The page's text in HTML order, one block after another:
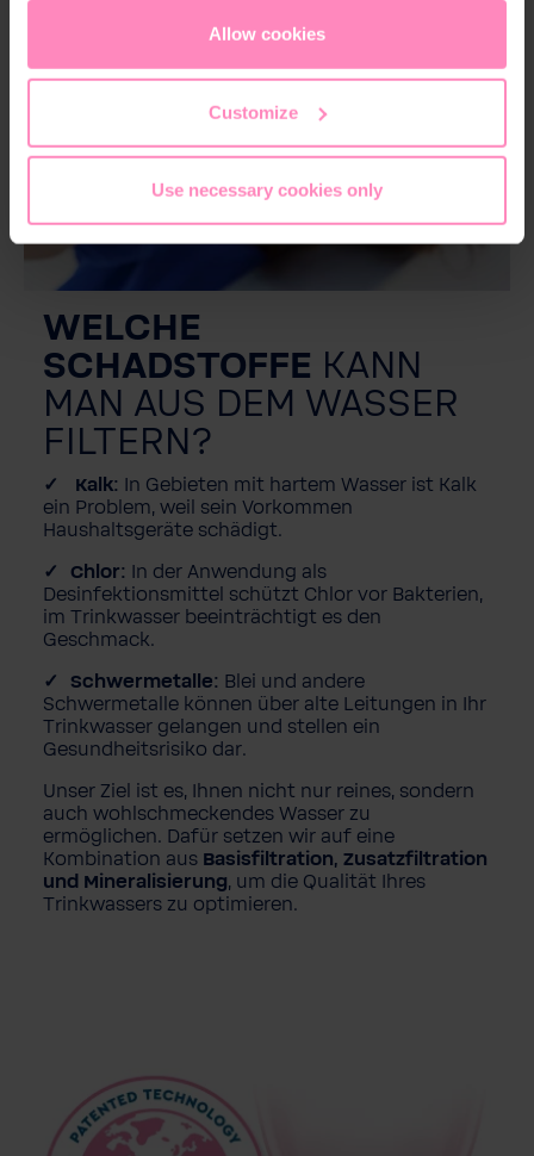
appropriate level of data protection. You can
only allow necessary cookies
access and change your chosen setting at any time in
Allow cookies
Customize
Use necessary cookies only
WELCHE
SCHADSTOFFE KANN
MAN AUS DEM WASSER
FILTERN?
Kalk: In Gebieten mit hartem Wasser ist Kalk
ein Problem, weil sein Vorkommen
Haushaltsgeräte schädigt.
Chlor: In der Anwendung als
Desinfektionsmittel schützt Chlor vor Bakterien,
im Trinkwasser beeinträchtigt es den
Geschmack.
Schwermetalle: Blei und andere
Schwermetalle können über alte Leitungen in Ihr
Trinkwasser gelangen und stellen ein
Gesundheitsrisiko dar.
Unser Ziel ist es, Ihnen nicht nur reines, sondern
auch wohlschmeckendes Wasser zu
ermöglichen. Dafür setzen wir auf eine
Kombination aus Basisfiltration, Zusatzfiltration
und Mineralisierung, um die Qualität Ihres
Trinkwassers zu optimieren.